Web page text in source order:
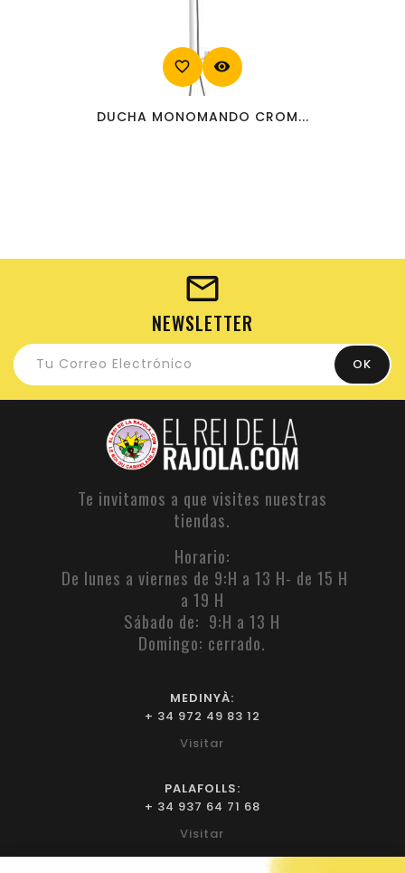
favorite_border visibility
DUCHA MONOMANDO CROM...
NEWSLETTER
Te invitamos a que visites nuestras
tiendas.
Horario:
De lunes a viernes de 9:H a 13 H- de 15 H
a 19 H
Sábado de: 9:H a 13 H
Domingo: cerrado.
MEDINYÀ:
+ 34 972 49 83 12
Visitar
PALAFOLLS:
+ 34 937 64 71 68
Visitar